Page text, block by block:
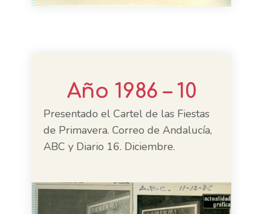
Año 1986 – 10
Presentado el Cartel de las Fiestas
de Primavera. Correo de Andalucía,
ABC y Diario 16. Diciembre.